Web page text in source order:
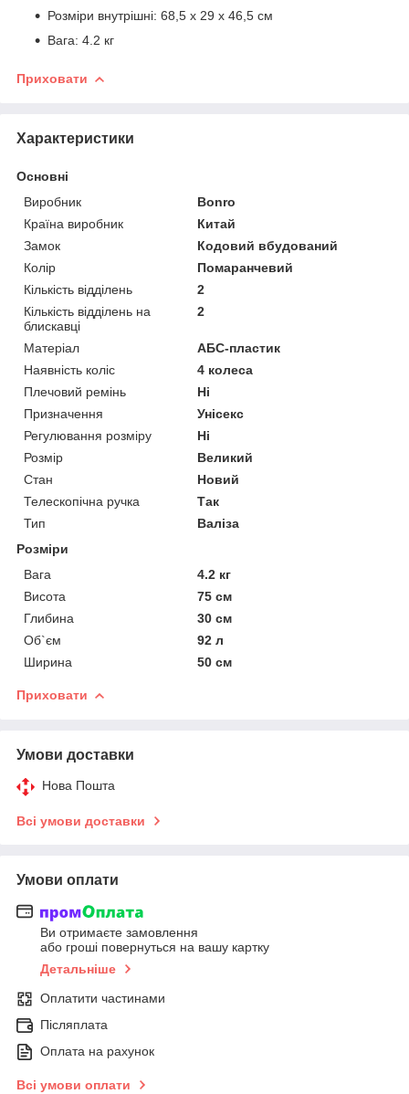
Розміри внутрішні: 68,5 х 29 х 46,5 см
Вага: 4.2 кг
Приховати
Характеристики
Основні
Виробник
Bonro
Країна виробник
Китай
Замок
Кодовий вбудований
Колір
Помаранчевий
Кількість відділень
2
Кількість відділень на
блискавці
2
Матеріал
АБС-пластик
Наявність коліс
4 колеса
Плечовий ремінь
Ні
Призначення
Унісекс
Регулювання розміру
Ні
Розмір
Великий
Стан
Новий
Телескопічна ручка
Так
Тип
Валіза
Розміри
Вага
4.2 кг
Висота
75 см
Глибина
30 см
Об`єм
92 л
Ширина
50 см
Приховати
Умови доставки
Нова Пошта
Всі умови доставки
Умови оплати
Ви отримаєте замовлення
або гроші повернуться на вашу картку
Детальніше
Оплатити частинами
Післяплата
Оплата на рахунок
Всі умови оплати